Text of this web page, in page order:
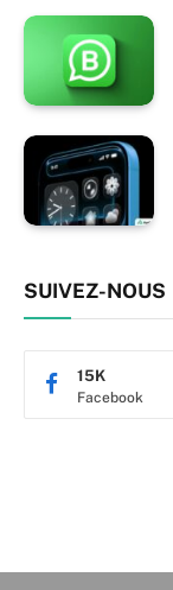
SUIVEZ-NOUS
Facebook
15K